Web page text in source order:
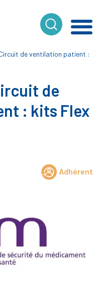
de ventilation patient :
de
: kits Flex
Adhérent